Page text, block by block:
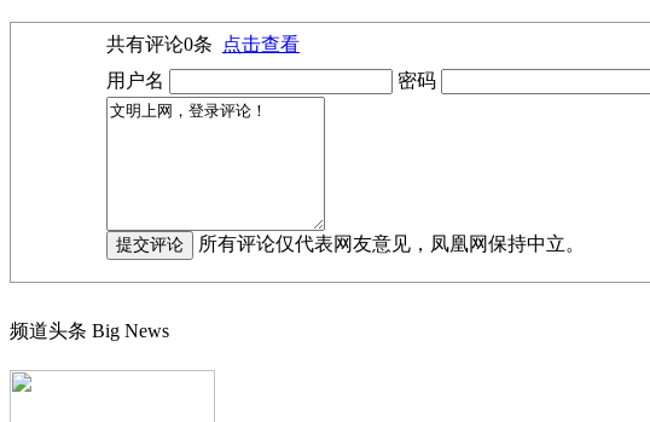
共有评论0条
点击查看
用户名
密码
所有评论仅代表网友意见，凤凰网保持中立。
频道头条 Big News